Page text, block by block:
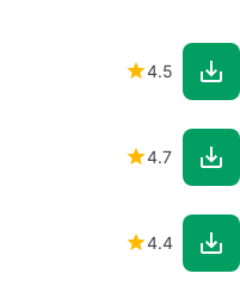
4.5
4.7
4.4